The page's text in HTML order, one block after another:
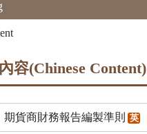
容(Chinese Content)
期貨商財務報告編製準則 英